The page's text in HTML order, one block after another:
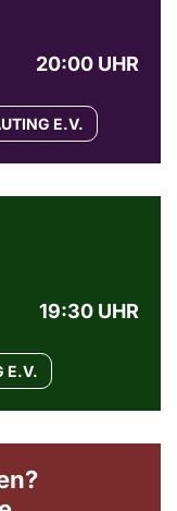
20:00 UHR
E.V.
19:30 UHR
E.V.